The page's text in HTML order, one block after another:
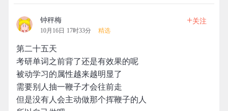
钟秤梅
10月16日 17时33分 精选
+关注
第二十五天
考研单词之前背了还是有效果的呢
被动学习的属性越来越明显了
需要别人抽一鞭子才会往前走
但是没有人会主动做那个挥鞭子的人